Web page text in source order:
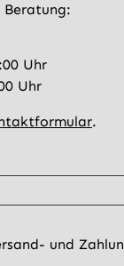
Beratung:
Uhr
Uhr
.
und